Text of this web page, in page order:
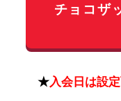
チョコザ
★入会日は設定